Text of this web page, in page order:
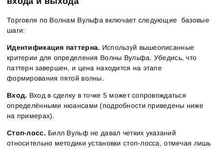
Торговля по Волнам Вульфа включает следующие базовые
шаги:
Идентификация паттерна. Используй вышеописанные
критерии для определения Волны Вульфа. Убедись, что
паттерн завершен, и цена находится на этапе
формирования пятой волны.
Вход. Вход в сделку в точке 5 может сопровождаться
определёнными нюансами (подробности приведены ниже
на примерах).
Стоп-лосс. Билл Вульф не давал четких указаний
относительно методики установки стоп-лосса, отмечая лишь